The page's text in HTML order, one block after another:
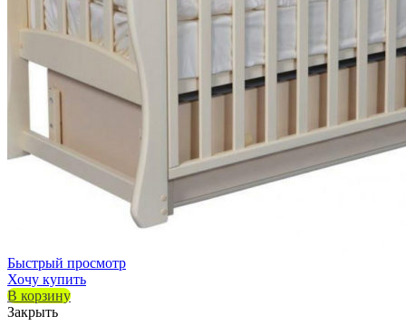
Быстрый просмотр
Хочу купить
В корзину
Закрыть